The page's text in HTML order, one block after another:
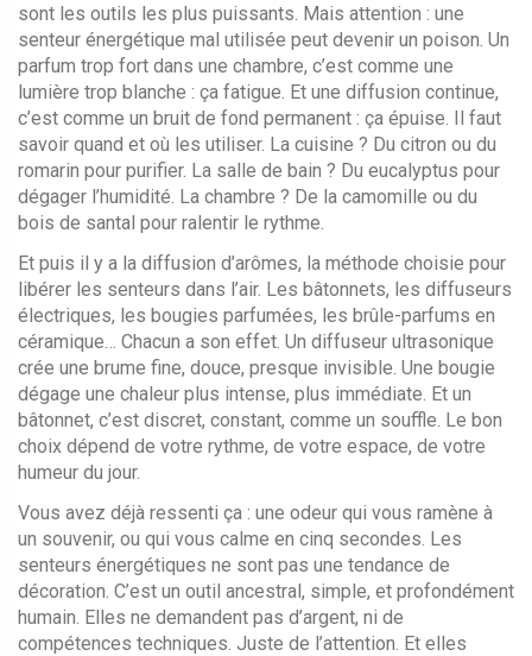
sont les outils les plus puissants. Mais attention : une
senteur énergétique mal utilisée peut devenir un poison. Un
parfum trop fort dans une chambre, c’est comme une
lumière trop blanche : ça fatigue. Et une diffusion continue,
c’est comme un bruit de fond permanent : ça épuise. Il faut
savoir quand et où les utiliser. La cuisine ? Du citron ou du
romarin pour purifier. La salle de bain ? Du eucalyptus pour
dégager l’humidité. La chambre ? De la camomille ou du
bois de santal pour ralentir le rythme.
Et puis il y a la diffusion d’arômes, la méthode choisie pour
libérer les senteurs dans l’air. Les bâtonnets, les diffuseurs
électriques, les bougies parfumées, les brûle-parfums en
céramique… Chacun a son effet. Un diffuseur ultrasonique
crée une brume fine, douce, presque invisible. Une bougie
dégage une chaleur plus intense, plus immédiate. Et un
bâtonnet, c’est discret, constant, comme un souffle. Le bon
choix dépend de votre rythme, de votre espace, de votre
humeur du jour.
Vous avez déjà ressenti ça : une odeur qui vous ramène à
un souvenir, ou qui vous calme en cinq secondes. Les
senteurs énergétiques ne sont pas une tendance de
décoration. C’est un outil ancestral, simple, et profondément
humain. Elles ne demandent pas d’argent, ni de
compétences techniques. Juste de l’attention. Et elles